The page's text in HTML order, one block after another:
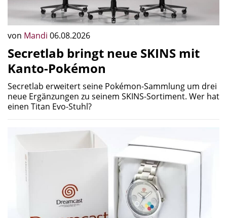
von Mandi 06.08.2026
Secretlab bringt neue SKINS mit
Kanto-Pokémon
Secretlab erweitert seine Pokémon-Sammlung um drei
neue Ergänzungen zu seinem SKINS-Sortiment. Wer hat
einen Titan Evo-Stuhl?